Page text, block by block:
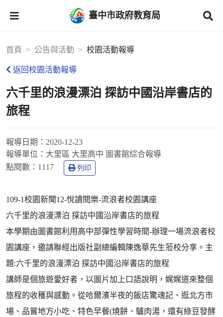
臺中市政府教育局
首頁 公告與活動 校園活動報導
返回校園活動報導
六千里的浪漫漂泊 探訪中國沿岸書店的
旅程
報導日期： 2020-12-23
報導單位： 大里區 大里高中 圖書館綜合報導
點閱數： 1117 列印
109-1校園新聞12-悅讀閱樂-流浪者校園講座
六千里的浪漫漂泊 探訪中國沿岸書店的旅程
本學期由圖書館利用高中部彈性學習時間-辦理一場流浪者校
園講座，邀請聯經出版社副總編輯陳逸華先生蒞校分享。主
題:六千里的浪漫漂泊 探訪中國沿岸書店的旅程
講師是個旅遊愛好者，以圖片加上口語說明，娓娓道來整個
旅程的收穫與感動。從哈爾濱半夜的飯店驚魂記、逛北方市
場、品嘗地方小吃、特色早餐(燒餅、驢肉湯，還有綠豆發酵